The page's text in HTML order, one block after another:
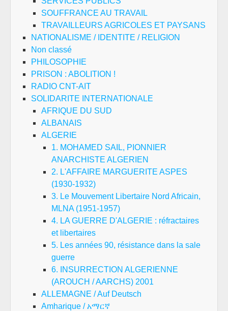
SOUFFRANCE AU TRAVAIL
TRAVAILLEURS AGRICOLES ET PAYSANS
NATIONALISME / IDENTITE / RELIGION
Non classé
PHILOSOPHIE
PRISON : ABOLITION !
RADIO CNT-AIT
SOLIDARITE INTERNATIONALE
AFRIQUE DU SUD
ALBANAIS
ALGERIE
1. MOHAMED SAIL, PIONNIER
ANARCHISTE ALGERIEN
2. L'AFFAIRE MARGUERITE ASPES
(1930-1932)
3. Le Mouvement Libertaire Nord Africain,
MLNA (1951-1957)
4. LA GUERRE D'ALGERIE : réfractaires
et libertaires
5. Les années 90, résistance dans la sale
guerre
6. INSURRECTION ALGERIENNE
(AROUCH / AARCHS) 2001
ALLEMAGNE / Auf Deutsch
Amharique / አማርኛ